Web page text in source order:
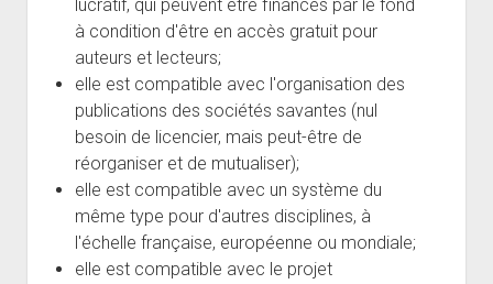
lucratif, qui peuvent être financés par le fond
à condition d'être en accès gratuit pour
auteurs et lecteurs;
elle est compatible avec l'organisation des
publications des sociétés savantes (nul
besoin de licencier, mais peut-être de
réorganiser et de mutualiser);
elle est compatible avec un système du
même type pour d'autres disciplines, à
l'échelle française, européenne ou mondiale;
elle est compatible avec le projet